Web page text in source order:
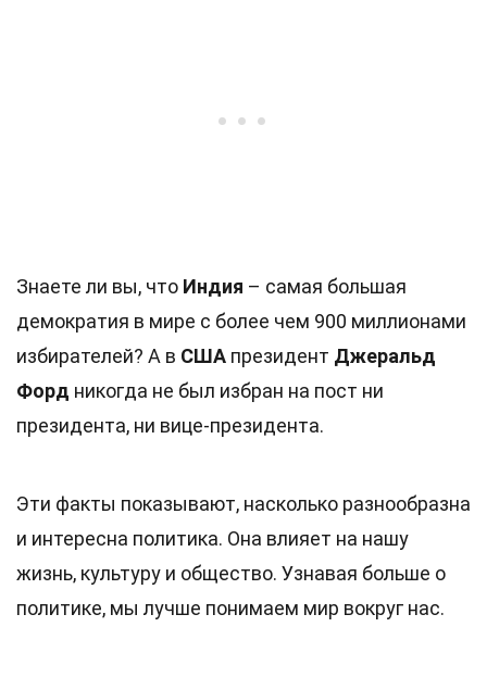
Знаете ли вы, что Индия – самая большая
демократия в мире с более чем 900 миллионами
избирателей? А в США президент Джеральд
Форд никогда не был избран на пост ни
президента, ни вице-президента.
Эти факты показывают, насколько разнообразна
и интересна политика. Она влияет на нашу
жизнь, культуру и общество. Узнавая больше о
политике, мы лучше понимаем мир вокруг нас.